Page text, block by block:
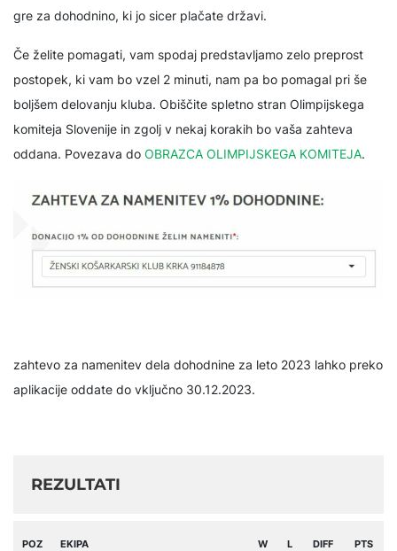
gre za dohodnino, ki jo sicer plačate državi.
Če želite pomagati, vam spodaj predstavljamo zelo preprost
postopek, ki vam bo vzel 2 minuti, nam pa bo pomagal pri še
boljšem delovanju kluba. Obiščite spletno stran Olimpijskega
komiteja Slovenije in zgolj v nekaj korakih bo vaša zahteva
oddana. Povezava do OBRAZCA OLIMPIJSKEGA KOMITEJA.
zahtevo za namenitev dela dohodnine za leto 2023 lahko preko
aplikacije oddate do vključno 30.12.2023.
REZULTATI
POZ EKIPA W L DIFF PTS